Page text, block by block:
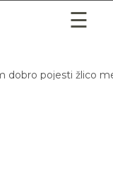
dobro pojesti žlico